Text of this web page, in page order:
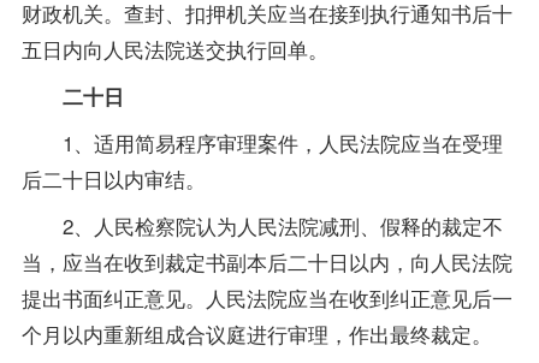
财政机关。查封、扣押机关应当在接到执行通知书后十
五日内向人民法院送交执行回单。
二十日
1、适用简易程序审理案件，人民法院应当在受理
后二十日以内审结。
2、人民检察院认为人民法院减刑、假释的裁定不
当，应当在收到裁定书副本后二十日以内，向人民法院
提出书面纠正意见。人民法院应当在收到纠正意见后一
个月以内重新组成合议庭进行审理，作出最终裁定。